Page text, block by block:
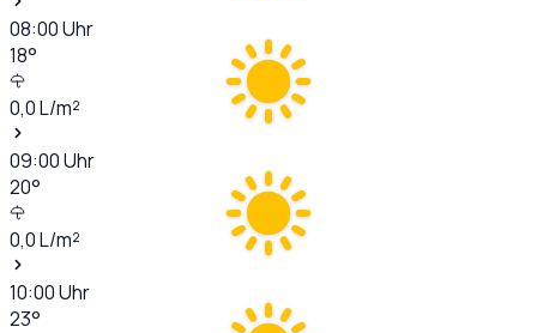
08:00Uhr
18°
0,0L/m²
09:00Uhr
20°
0,0L/m²
10:00Uhr
23°